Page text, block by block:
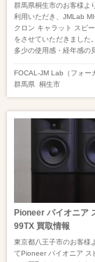
群馬県桐生市のお客様よ
利用いただき、JMLab
クロン キャラット スピ
をさせていただきました
多少の使用感・経年感の
FOCAL-JM Lab（フォー
群馬県 桐生市
Pioneer パイオニア
99TX 買取情報
東京都八王子市のお客様
てPioneer パイオニア ス